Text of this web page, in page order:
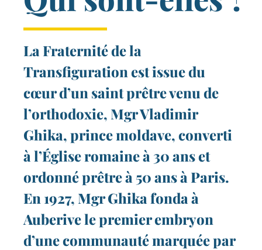
La Fraternité de la
Transfiguration est issue du
cœur d’un saint prêtre venu de
l’orthodoxie, Mgr Vladimir
Ghika, prince moldave, converti
à l’Église romaine à 30 ans et
ordonné prêtre à 50 ans à Paris.
En 1927, Mgr Ghika fonda à
Auberive le premier embryon
d’une communauté marquée par